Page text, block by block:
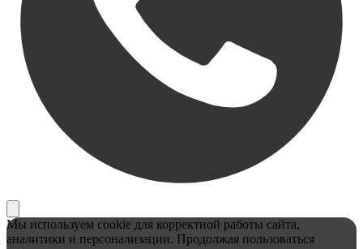
Мы используем cookie для корректной работы сайта,
аналитики и персонализации. Продолжая пользоваться